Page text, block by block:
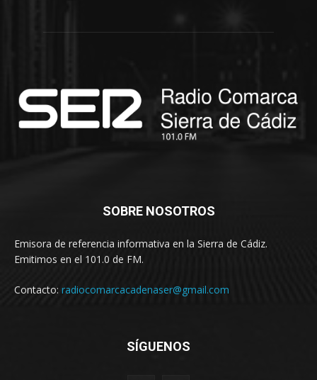
SOBRE NOSOTROS
Emisora de referencia informativa en la Sierra de Cádiz.
Emitimos en el 101.0 de FM.
Contacto: radiocomarcacadenaser@gmail.com
SÍGUENOS